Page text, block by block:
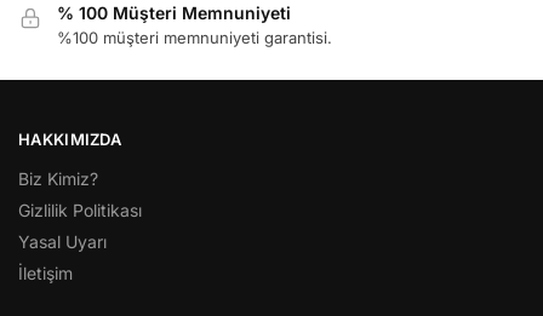
% 100 Müşteri Memnuniyeti
%100 müşteri memnuniyeti garantisi.
HAKKIMIZDA
Biz Kimiz?
Gizlilik Politikası
Yasal Uyarı
İletişim